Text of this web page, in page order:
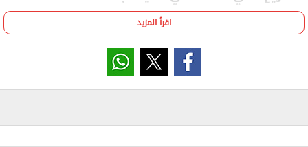
وأعرب رئيس البرلمان العربي عن أمله في أن تكون هذه
المبادرة خطوة إيجابية على طريق الحل السياسي للأزمة
السودانية ورأب الصدع بين الطرفين ووقف نزيف الدم
والعودة بالدولة السودانية إلى طريق الأمن والاستقرار،
القومي العربي.
اقرأ المزيد